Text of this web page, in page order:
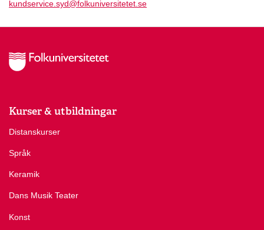
kundservice.syd@folkuniversitetet.se
Kurser & utbildningar
Distanskurser
Språk
Keramik
Dans Musik Teater
Konst